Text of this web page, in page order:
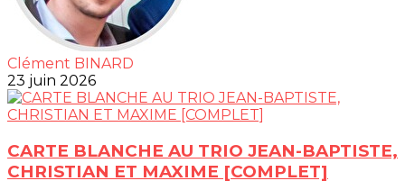
Clément BINARD
23 juin 2026
CARTE BLANCHE AU TRIO JEAN-BAPTISTE,
CHRISTIAN ET MAXIME [COMPLET]